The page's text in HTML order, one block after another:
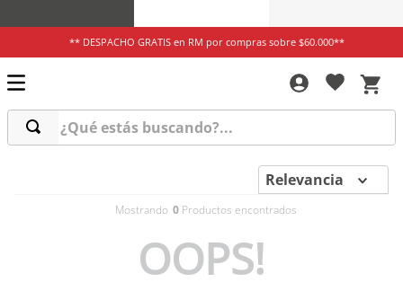
** DESPACHO GRATIS en RM por compras sobre $60.000**
¿Qué estás buscando?...
Relevancia
0
OOPS!